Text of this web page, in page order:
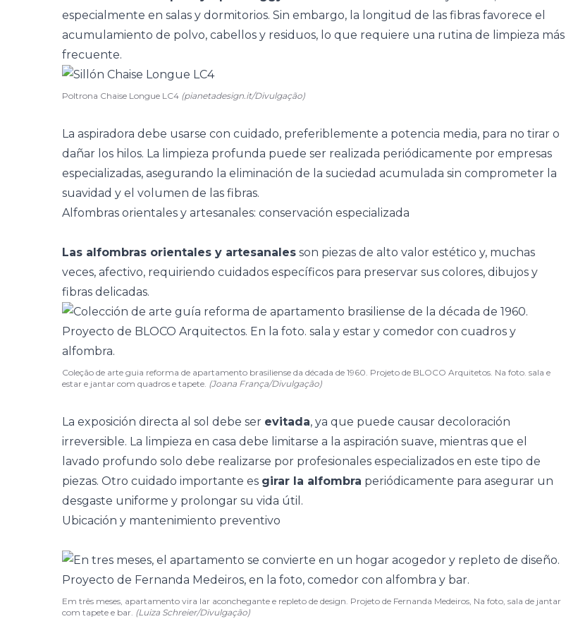
especialmente en salas y dormitorios. Sin embargo, la longitud de las fibras favorece el
acumulamiento de polvo, cabellos y residuos, lo que requiere una rutina de limpieza más
frecuente.
Poltrona Chaise Longue LC4 (pianetadesign.it/Divulgação)
La aspiradora debe usarse con cuidado, preferiblemente a potencia media, para no tirar o
dañar los hilos. La limpieza profunda puede ser realizada periódicamente por empresas
especializadas, asegurando la eliminación de la suciedad acumulada sin comprometer la
suavidad y el volumen de las fibras.
Alfombras orientales y artesanales: conservación especializada
Las alfombras orientales y artesanales son piezas de alto valor estético y, muchas
veces, afectivo, requiriendo cuidados específicos para preservar sus colores, dibujos y
fibras delicadas.
Coleção de arte guia reforma de apartamento brasiliense da década de 1960. Projeto de BLOCO Arquitetos. Na foto. sala e
estar e jantar com quadros e tapete. (Joana França/Divulgação)
La exposición directa al sol debe ser evitada, ya que puede causar decoloración
irreversible. La limpieza en casa debe limitarse a la aspiración suave, mientras que el
lavado profundo solo debe realizarse por profesionales especializados en este tipo de
piezas. Otro cuidado importante es girar la alfombra periódicamente para asegurar un
desgaste uniforme y prolongar su vida útil.
Ubicación y mantenimiento preventivo
Em três meses, apartamento vira lar aconchegante e repleto de design. Projeto de Fernanda Medeiros, Na foto, sala de jantar
com tapete e bar. (Luiza Schreier/Divulgação)